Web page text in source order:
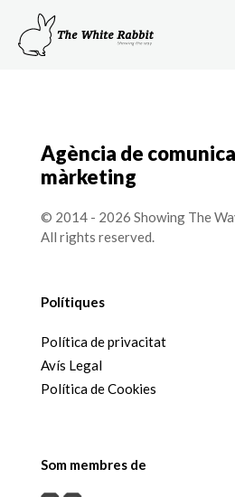
Agència de
màrketing
© 2014 - 2026 Showing The
All rights reserved.
Polítiques
Política de privacitat
Avís Legal
Política de Cookies
Som membres de